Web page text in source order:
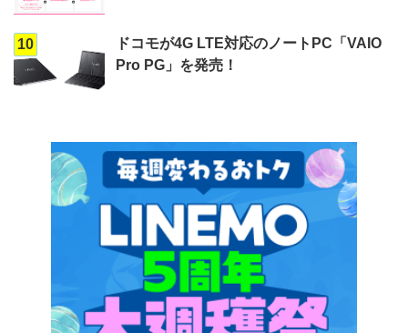
10
ドコモが4G LTE対応のノートPC「VAIO
Pro PG」を発売！